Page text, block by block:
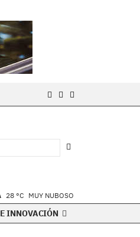
28 °C MUY NUBOSO
INNOVACIÓN